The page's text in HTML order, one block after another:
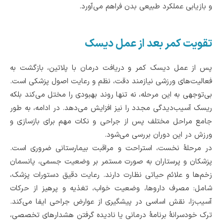
و بازیابی عملکرد طبیعی بدن فراهم می‌آورد.
تقویت کمر بعد از عمل دیسک
پس از عمل دیسک کمر و دریافت درمان با پلاتین، بازگشت به
فعالیت‌های ورزشی نیازمند دقت، نظم و رعایت اصول پزشکی است.
بی‌توجهی به این مرحله، نه ‌تنها روند بهبودی را مختل می‌کند بلکه
ریسک آسیب‌دیدگی مجدد را نیز افزایش می‌دهد. در ادامه، به ‌طور
جامع مراحل مختلف پس از جراحی و نکات مهم برای بازسازی و
ورزش در این دوران بررسی می‌شود.
در مرحلۀ نخست، استراحت و مراقبت بیمارستانی ضروری است.
پزشکان و پرستاران به‌ صورت مستمر بر وضعیت جسمی، پانسمان
زخم‌ها و علائم حیاتی نظارت دارند. رعایت دقیق دستورات پزشک،
شامل: مصرف داروها، وضعیت خواب، تغذیه و پرهیز از حرکات
آسیب‌زا، نقش اساسی در پیشگیری از عوارض جراحی ایفا می‌کند.
ترک خودسرانۀ برنامۀ درمانی یا نادیده گرفتن هشدارهای تخصصی،